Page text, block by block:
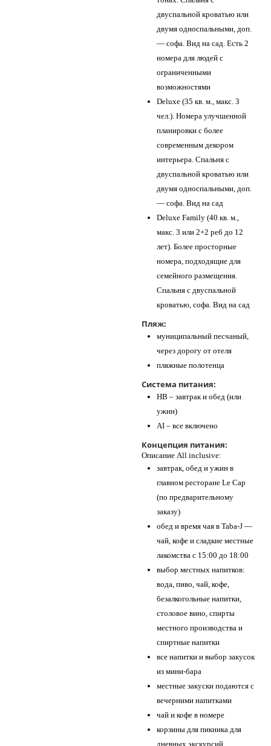
двуспальной кроватью или
двумя односпальными, доп.
— софа. Вид на сад. Есть 2
номера для людей с
ограниченными
возможностями
Deluxe (35 кв. м., макс. 3
чел.). Номера улучшенной
планировки с более
современным декором
интерьера. Спальня с
двуспальной кроватью или
двумя односпальными, доп.
— софа. Вид на сад
Deluxe Family (40 кв. м.,
макс. 3 или 2+2 реб до 12
лет). Более просторные
номера, подходящие для
семейного размещения.
Спальня с двуспальной
кроватью, софа. Вид на сад
Пляж:
муниципальный песчаный,
через дорогу от отеля
пляжные полотенца
Система питания:
HB – завтрак и обед (или
ужин)
AI – все включено
Концепция питания:
Описание All inclusive:
завтрак, обед и ужин в
главном ресторане Le Cap
(по предварительному
заказу)
обед и время чая в Taba-J —
чай, кофе и сладкие местные
лакомства с 15:00 до 18:00
выбор местных напитков:
вода, пиво, чай, кофе,
безалкогольные напитки,
столовое вино, спирты
местного производства и
спиртные напитки
все напитки и выбор закусок
из мини-бара
местные закуски подаются с
вечерними напитками
чай и кофе в номере
корзины для пикника для
дневных экскурсий